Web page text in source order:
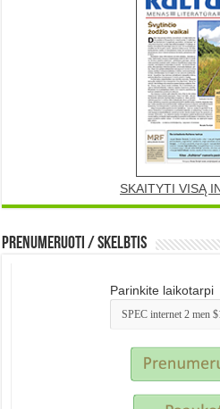
SKAITYTI VISĄ
Prenumeruoti / Skelbtis
Parinkite laikotarpi